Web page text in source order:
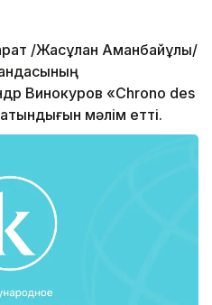
/Жасұлан Аманбайұлы/
Винокуров «Chrono des
мәлім етті.